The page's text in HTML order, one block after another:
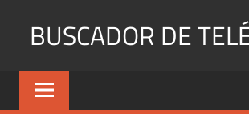
BUSCADOR DE
Identifica
Números